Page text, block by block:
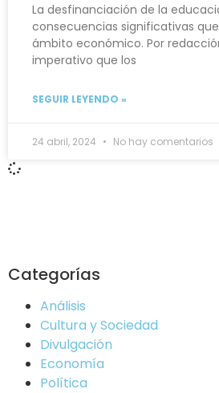
La desfinanciación de la
consecuencias significativas
ámbito económico. Por
imperativo que los
SEGUIR LEYENDO »
24 abril, 2024 No hay comentarios
Categorías
Análisis
Cultura y Sociedad
Divulgación
Economía
Política